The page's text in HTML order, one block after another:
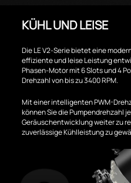
KÜHL UND LEISE
Die LE V2-Serie bietet eine
effiziente und leise Leistung
Phasen-Motor mit 6 Slots und 4
Drehzahl von bis zu 3400 RPM.
Mit einer intelligenten PWM-
können Sie die Pumpendrehzahl
Geräuschentwicklung weiter zu
zuverlässige Kühlleistung zu